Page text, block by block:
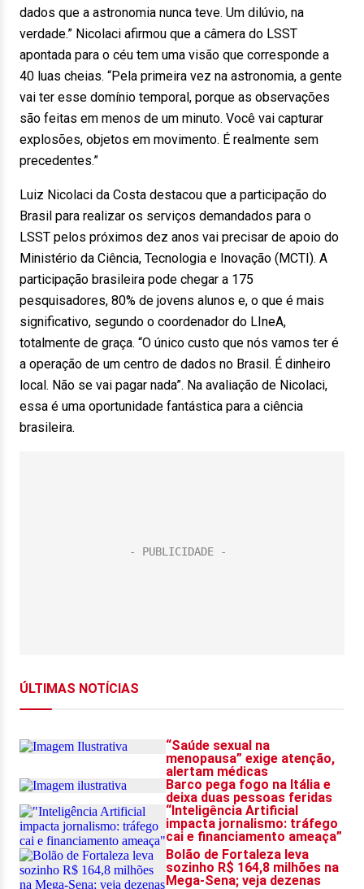
dados que a astronomia nunca teve. Um dilúvio, na
verdade.” Nicolaci afirmou que a câmera do LSST
apontada para o céu tem uma visão que corresponde a
40 luas cheias. “Pela primeira vez na astronomia, a gente
vai ter esse domínio temporal, porque as observações
são feitas em menos de um minuto. Você vai capturar
explosões, objetos em movimento. É realmente sem
precedentes.”
Luiz Nicolaci da Costa destacou que a participação do
Brasil para realizar os serviços demandados para o
LSST pelos próximos dez anos vai precisar de apoio do
Ministério da Ciência, Tecnologia e Inovação (MCTI). A
participação brasileira pode chegar a 175
pesquisadores, 80% de jovens alunos e, o que é mais
significativo, segundo o coordenador do LIneA,
totalmente de graça. “O único custo que nós vamos ter é
a operação de um centro de dados no Brasil. É dinheiro
local. Não se vai pagar nada”. Na avaliação de Nicolaci,
essa é uma oportunidade fantástica para a ciência
brasileira.